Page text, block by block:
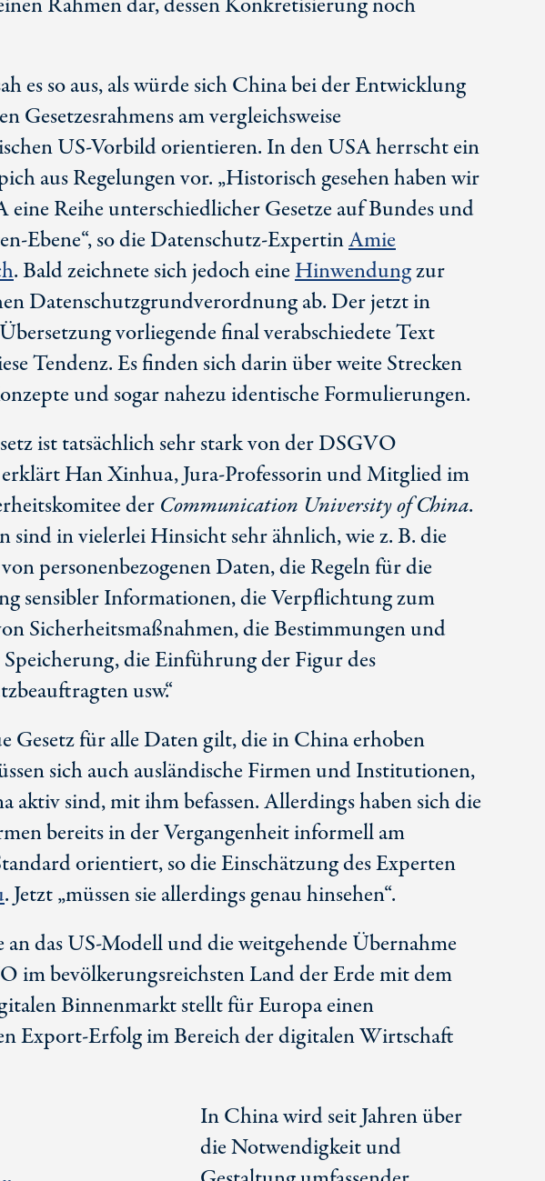
es so aus, als würde sich China bei der Entwicklung
Gesetzesrahmens am vergleichsweise
US-Vorbild orientieren. In den USA herrscht ein
aus Regelungen vor. „Historisch gesehen haben wir
eine Reihe unterschiedlicher Gesetze auf Bundes und
Ebene“, so die Datenschutz-ExpertinAmie
. Bald zeichnete sich jedoch eineHinwendungzur
Datenschutzgrundverordnung ab. Der jetzt in
vorliegende final verabschiedete Text
Tendenz. Es finden sich darin über weite Strecken
und sogar nahezu identische Formulierungen.
ist tatsächlich sehr stark von der DSGVO
Han Xinhua, Jura-Professorin und Mitglied im
der Communication University of China.
sind in vielerlei Hinsicht sehr ähnlich, wie z. B. die
personenbezogenen Daten, die Regeln für die
sensibler Informationen, die Verpflichtung zum
Sicherheitsmaßnahmen, die Bestimmungen und
die Einführung der Figur des
usw.“
Gesetz für alle Daten gilt, die in China erhoben
sich auch ausländische Firmen und Institutionen,
aktiv sind, mit ihm befassen. Allerdings haben sich die
bereits in der Vergangenheit informell am
orientiert, so die Einschätzung des Experten
. Jetzt „müssen sie allerdings genau hinsehen“.
an das US-Modell und die weitgehende Übernahme
im bevölkerungsreichsten Land der Erde mit dem
Binnenmarkt stellt für Europa einen
Export-Erfolg im Bereich der digitalen Wirtschaft
In China wird seit Jahren über
die Notwendigkeit und